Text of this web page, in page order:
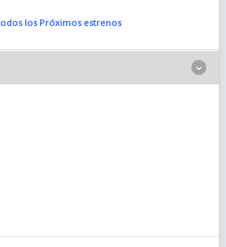
los Próximos estrenos